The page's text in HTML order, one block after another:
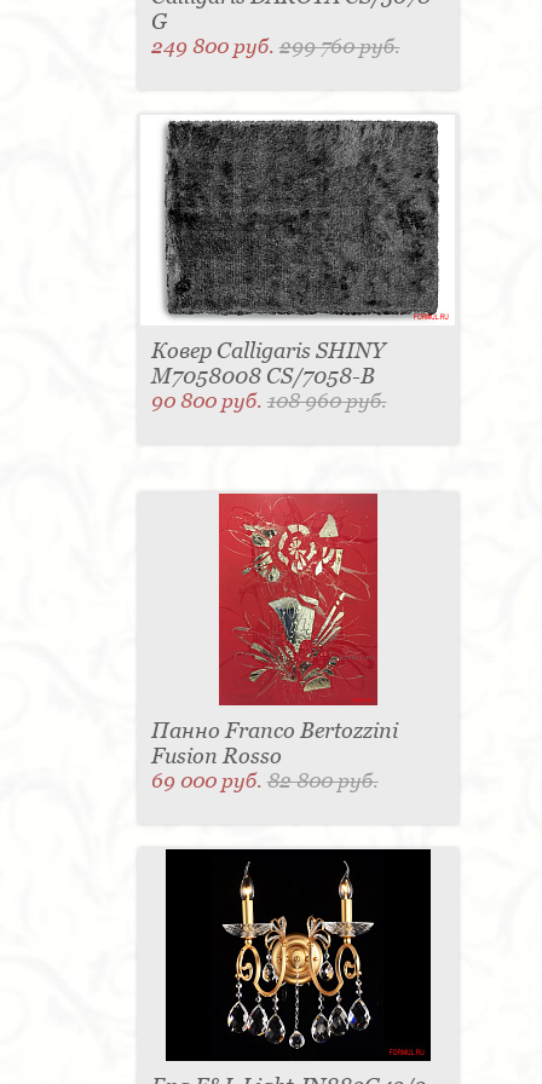
G
249 800 руб.299 760 руб.
Ковер Calligaris SHINY
M7058008 CS/7058-B
90 800 руб.108 960 руб.
Панно Franco Bertozzini
Fusion Rosso
69 000 руб.82 800 руб.